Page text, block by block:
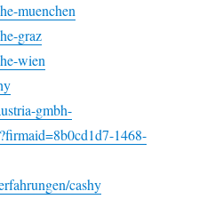
muenchen
graz
wien
gmbh-
1468-
cashy